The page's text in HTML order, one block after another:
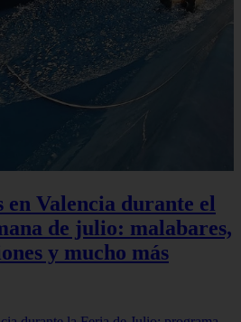
en Valencia durante el
de julio: malabares,
y mucho más